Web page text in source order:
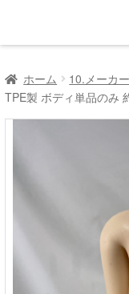
HOME
商品一覧
よくあるご質問
ホーム 10.メーカ
TPE製 ボディ単品のみ